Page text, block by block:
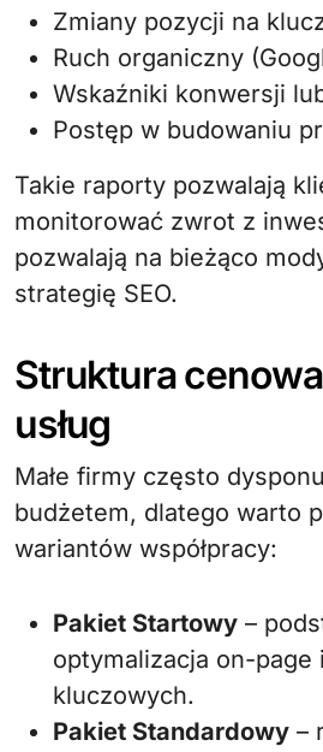
Zmiany pozycji na
Ruch organiczny
Wskaźniki konwersji
Postęp w budowaniu
Takie raporty pozwalają
monitorować zwrot z
pozwalają na bieżąco
strategię SEO.
Struktura
usług
Małe firmy często
budżetem, dlatego warto
wariantów współpracy:
Pakiet Startowy –
optymalizacja on-page
kluczowych.
Pakiet Standardowy –